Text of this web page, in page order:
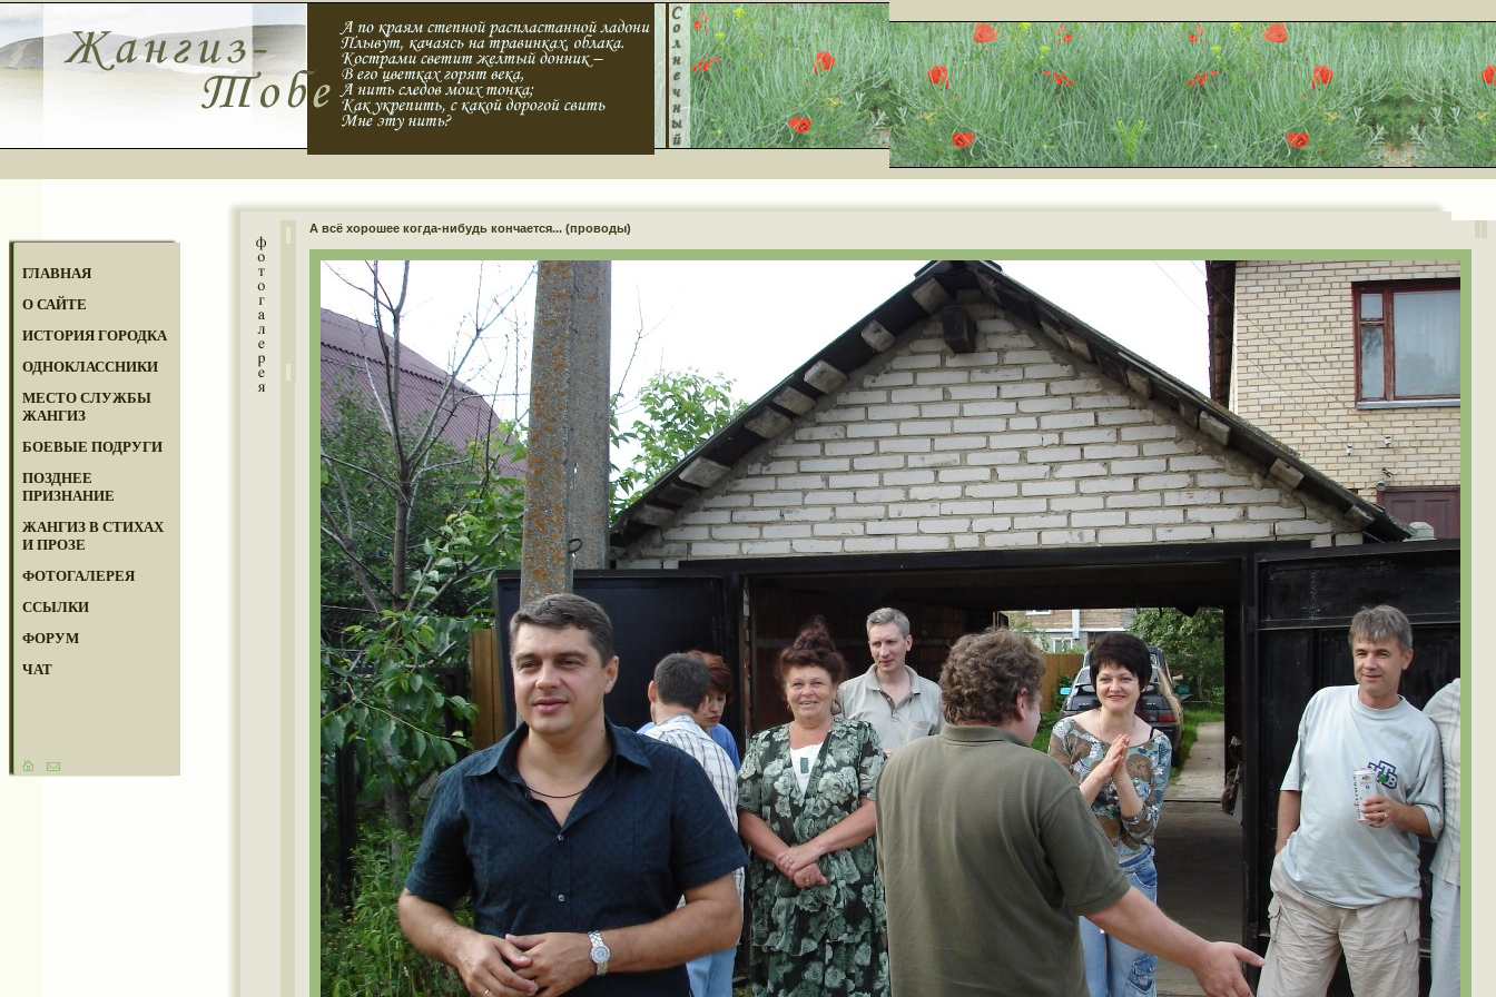
ГЛАВНАЯ
О САЙТЕ
ИСТОРИЯ ГОРОДКА
ОДНОКЛАССНИКИ
МЕСТО СЛУЖБЫ
ЖАНГИЗ
БОЕВЫЕ ПОДРУГИ
ПОЗДНЕЕ
ПРИЗНАНИЕ
ЖАНГИЗ В СТИХАХ
И ПРОЗЕ
ФОТОГАЛЕРЕЯ
ССЫЛКИ
ФОРУМ
ЧАТ
А всё хорошее когда-нибудь кончается... (проводы)